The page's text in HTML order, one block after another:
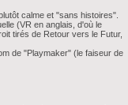
calme et "sans histoires".
(VR en anglais, d'où le
tirés de Retour vers le Futur,
de "Playmaker" (le faiseur de